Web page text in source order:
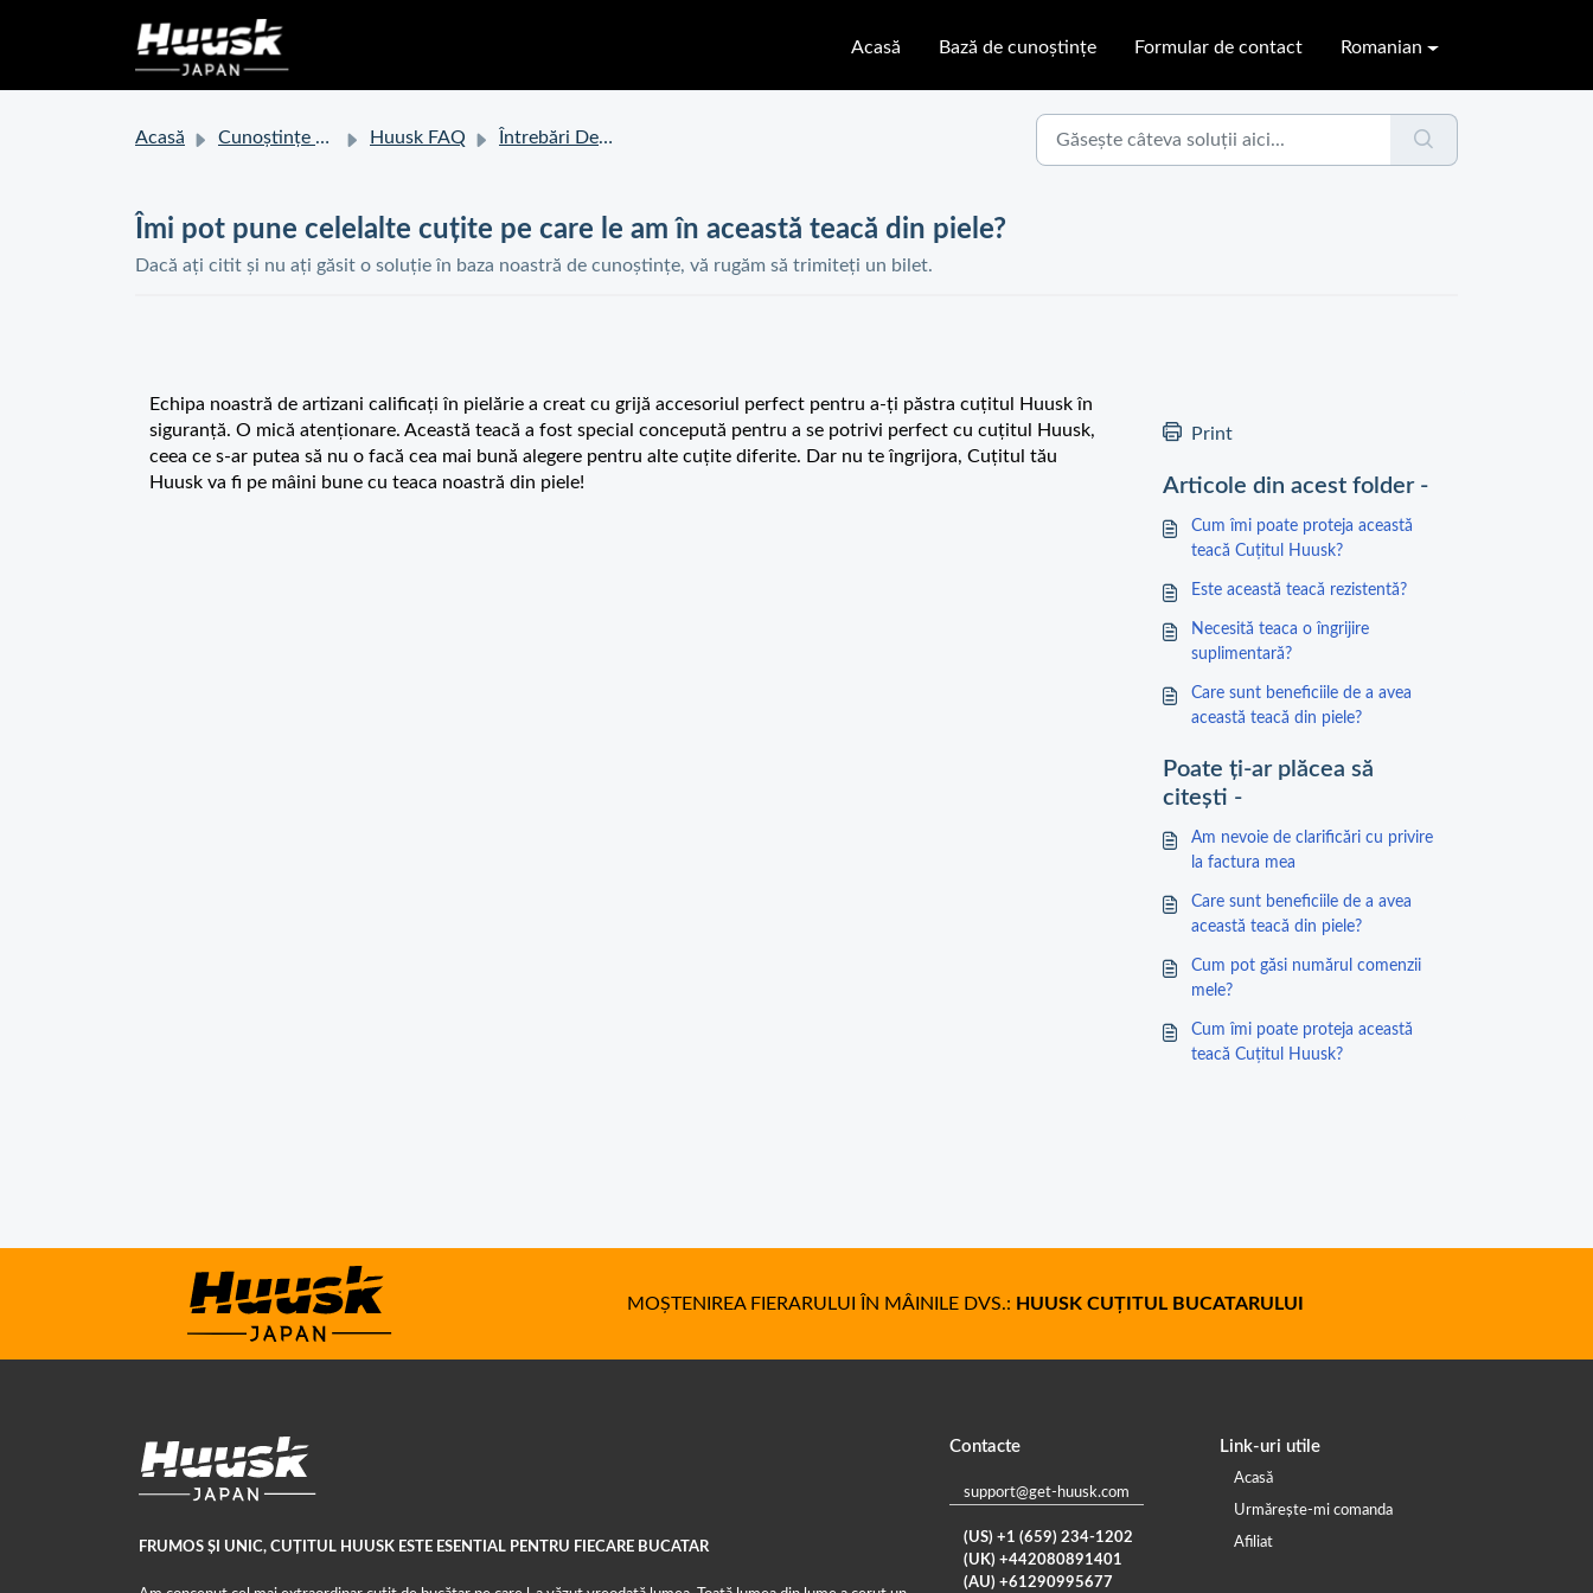
Acasă Bază de cunoștințe Formular de contact Romanian
Acasă Cunoștințe de bază Huusk FAQ Întrebări Despre Teaca Din Piele Huusk
Îmi pot pune celelalte cuțite pe care le am în această teacă din piele?
Dacă ați citit și nu ați găsit o soluție în baza noastră de cunoștințe, vă rugăm să trimiteți un bilet.
Echipa noastră de artizani calificați în pielărie a creat cu grijă accesoriul perfect pentru a-ți păstra cuțitul Huusk în
siguranță. O mică atenționare. Această teacă a fost special concepută pentru a se potrivi perfect cu cuțitul Huusk,
ceea ce s-ar putea să nu o facă cea mai bună alegere pentru alte cuțite diferite. Dar nu te îngrijora, Cuțitul tău
Huusk va fi pe mâini bune cu teaca noastră din piele!
Print
Articole din acest folder -
Cum îmi poate proteja această
teacă Cuțitul Huusk?
Este această teacă rezistentă?
Necesită teaca o îngrijire
suplimentară?
Care sunt beneficiile de a avea
această teacă din piele?
Poate ți-ar plăcea să
citești -
Am nevoie de clarificări cu privire
la factura mea
Care sunt beneficiile de a avea
această teacă din piele?
Cum pot găsi numărul comenzii
mele?
Cum îmi poate proteja această
teacă Cuțitul Huusk?
MOȘTENIREA FIERARULUI ÎN MÂINILE DVS.: HUUSK CUȚITUL BUCATARULUI
FRUMOS ȘI UNIC, CUȚITUL HUUSK ESTE ESENTIAL PENTRU FIECARE BUCATAR
Contacte
support@get-huusk.com
(US) +1 (659) 234-1202
(UK) +442080891401
(AU) +61290995677
Link-uri utile
Acasă
Urmărește-mi comanda
Afiliat